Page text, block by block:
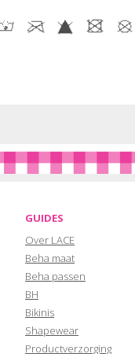
GUIDES
Over LACE
Beha maat
Beha passen
BH
Bikinis
Shapewear
Productverzorging